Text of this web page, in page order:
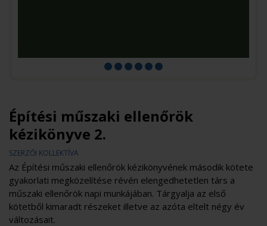
Építési műszaki ellenőrök
kézikönyve 2.
SZERZŐI KOLLEKTÍVA
Az Építési műszaki ellenőrök kézikönyvének második kötete
gyakorlati megközelítése révén elengedhetetlen társ a
műszaki ellenőrök napi munkájában. Tárgyalja az első
kötetből kimaradt részeket illetve az azóta eltelt négy év
változásait.